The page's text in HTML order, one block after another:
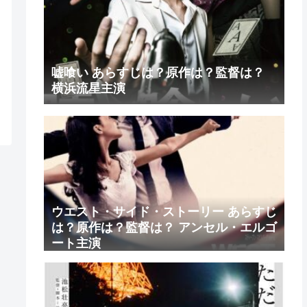
嘘喰い あらすじは？原作は？監督は？
横浜流星主演
ウエスト・サイド・ストーリー あらすじ
は？原作は？監督は？ アンセル・エルゴ
ート主演